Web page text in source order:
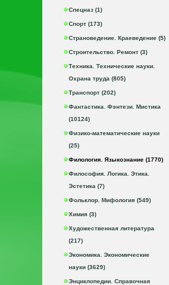
Спецназ (1)
Спорт (173)
Страноведение. Краеведение (5)
Строительство. Ремонт (3)
Техника. Технические науки.
Охрана труда (805)
Транспорт (202)
Фантастика. Фэнтези. Мистика
(10124)
Физико-математические науки
(25)
Филология. Языкознание (1770)
Философия. Логика. Этика.
Эстетика (7)
Фольклор. Мифология (549)
Химия (3)
Художественная литература
(217)
Экономика. Экономические
науки (3629)
Энциклопедии. Справочная